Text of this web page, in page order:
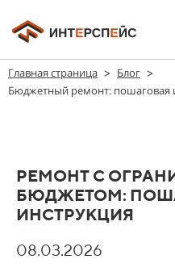
Главная страница > Блог >
Бюджетный ремонт: пошаговая
РЕМОНТ С
БЮДЖЕТОМ:
ИНСТРУКЦИЯ
08.03.2026